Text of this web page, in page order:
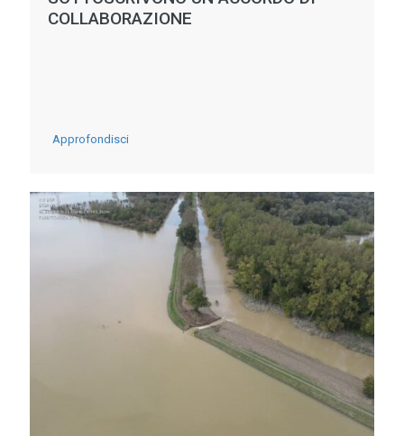
COLLABORAZIONE
Approfondisci-
DI
BONIFICA
GEOLOGI
SOTTOSCRIVONO